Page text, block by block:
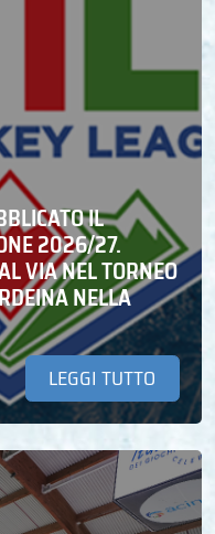
IL
2026/27.
VIA NEL TORNEO
NELLA
LEGGI TUTTO